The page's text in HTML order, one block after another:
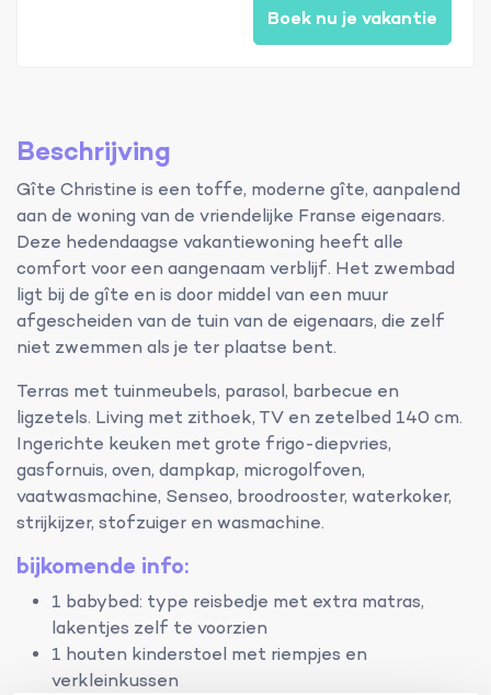
Boek nu je vakantie
Beschrijving
Gîte Christine is een toffe, moderne gîte, aanpalend
aan de woning van de vriendelijke Franse eigenaars.
Deze hedendaagse vakantiewoning heeft alle
comfort voor een aangenaam verblijf. Het zwembad
ligt bij de gîte en is door middel van een muur
afgescheiden van de tuin van de eigenaars, die zelf
niet zwemmen als je ter plaatse bent.
Terras met tuinmeubels, parasol, barbecue en
ligzetels. Living met zithoek, TV en zetelbed 140 cm.
Ingerichte keuken met grote frigo-diepvries,
gasfornuis, oven, dampkap, microgolfoven,
vaatwasmachine, Senseo, broodrooster, waterkoker,
strijkijzer, stofzuiger en wasmachine.
bijkomende info:
1 babybed: type reisbedje met extra matras,
lakentjes zelf te voorzien
1 houten kinderstoel met riempjes en
verkleinkussen